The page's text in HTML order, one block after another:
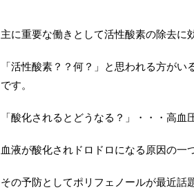
主に重要な働きとして活性酸素の除去に
「活性酸素？？何？」と思われる方が
です。
「酸化されるとどうなる？」・・・高血
血液が酸化されドロドロになる原因の一
その予防としてポリフェノールが最近話